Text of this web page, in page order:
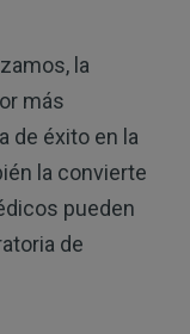
la
más
de éxito en la
la convierte
pueden
de